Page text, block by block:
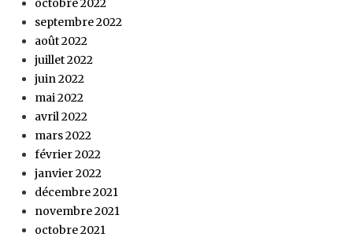
octobre 2022
septembre 2022
août 2022
juillet 2022
juin 2022
mai 2022
avril 2022
mars 2022
février 2022
janvier 2022
décembre 2021
novembre 2021
octobre 2021